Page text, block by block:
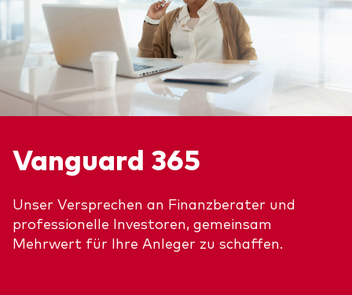
Vanguard 365
Unser Versprechen an Finanzberater und
professionelle Investoren, gemeinsam
Mehrwert für Ihre Anleger zu schaffen.